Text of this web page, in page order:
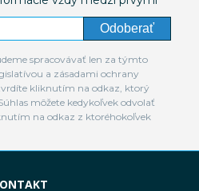
Odoberať
spracovávať len za týmto
a zásadami ochrany
kliknutím na odkaz, ktorý
môžete kedykoľvek odvolať
na odkaz z ktoréhokoľvek